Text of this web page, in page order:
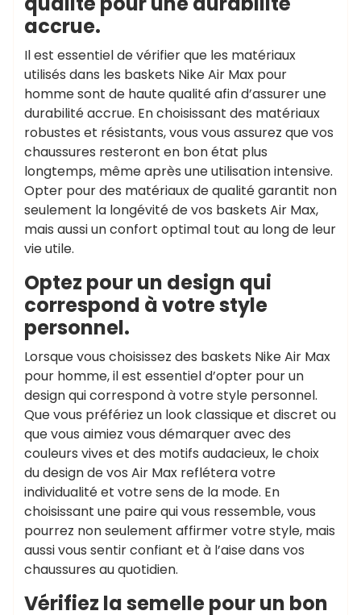
accrue.
Il est essentiel de vérifier que les matériaux
utilisés dans les baskets Nike Air Max pour
homme sont de haute qualité afin d’assurer une
durabilité accrue. En choisissant des matériaux
robustes et résistants, vous vous assurez que vos
chaussures resteront en bon état plus
longtemps, même après une utilisation intensive.
Opter pour des matériaux de qualité garantit non
seulement la longévité de vos baskets Air Max,
mais aussi un confort optimal tout au long de leur
vie utile.
Optez pour un design qui
correspond à votre style
personnel.
Lorsque vous choisissez des baskets Nike Air Max
pour homme, il est essentiel d’opter pour un
design qui correspond à votre style personnel.
Que vous préfériez un look classique et discret ou
que vous aimiez vous démarquer avec des
couleurs vives et des motifs audacieux, le choix
du design de vos Air Max reflétera votre
individualité et votre sens de la mode. En
choisissant une paire qui vous ressemble, vous
pourrez non seulement affirmer votre style, mais
aussi vous sentir confiant et à l’aise dans vos
chaussures au quotidien.
Vérifiez la semelle pour un bon